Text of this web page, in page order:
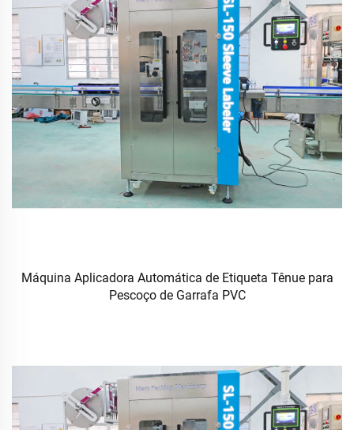
Máquina Aplicadora Automática de Etiqueta Tênue para
Pescoço de Garrafa PVC